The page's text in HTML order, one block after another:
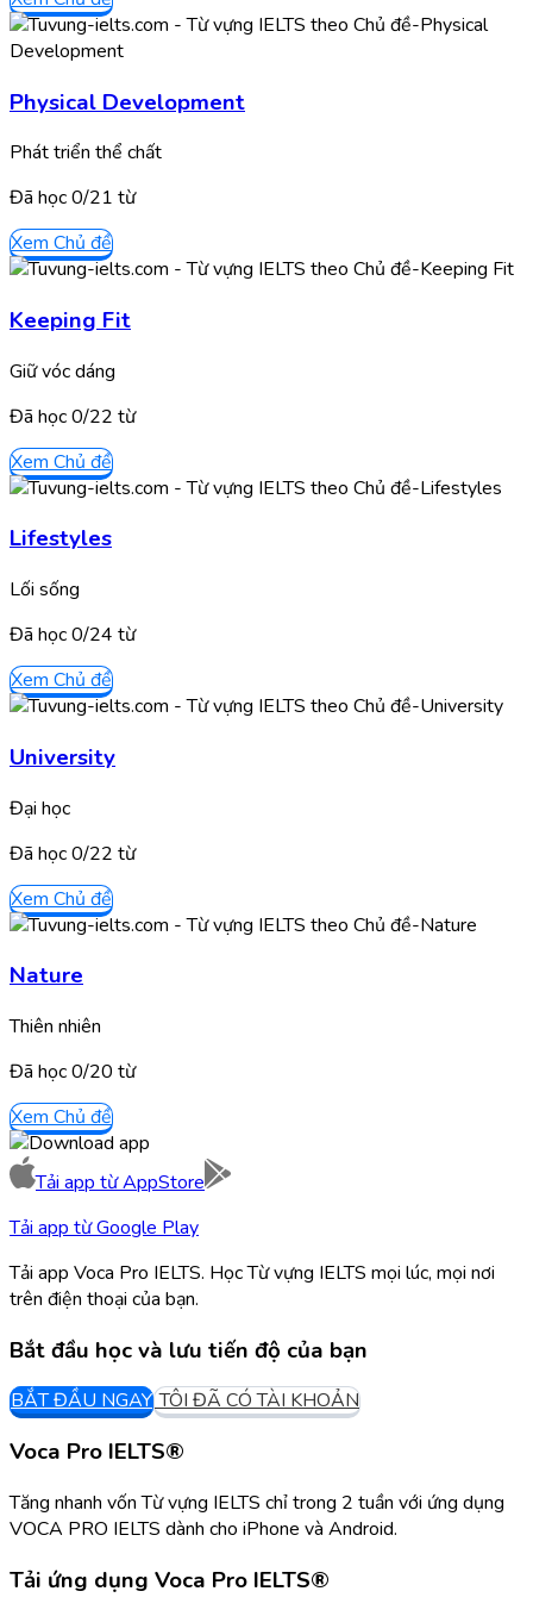
Physical Development
Phát triển thể chất
Đã học0/21 từ
Xem Chủ đề
Keeping Fit
Giữ vóc dáng
Đã học0/22 từ
Xem Chủ đề
Lifestyles
Lối sống
Đã học0/24 từ
Xem Chủ đề
University
Đại học
Đã học0/22 từ
Xem Chủ đề
Nature
Thiên nhiên
Đã học0/20 từ
Xem Chủ đề
Tải app từAppStore
Tải app từGoogle Play
Tải app Voca Pro IELTS. Học Từ vựng IELTS mọi lúc, mọi nơi
trên điện thoại của bạn.
Bắt đầu học và lưu tiến độ của bạn
BẮT ĐẦU NGAY TÔI ĐÃ CÓ TÀI KHOẢN
Voca Pro IELTS®
Tăng nhanh vốn Từ vựng IELTS chỉ trong 2 tuần với ứng dụng
VOCA PRO IELTS dành cho iPhone và Android.
Tải ứng dụng Voca Pro IELTS®